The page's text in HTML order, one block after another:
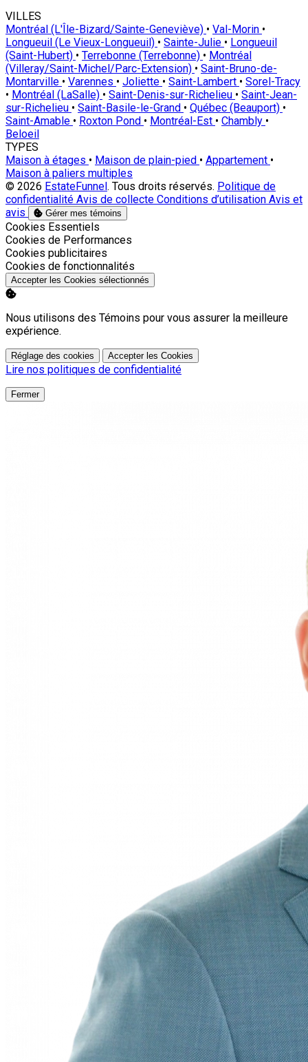
VILLES
Montréal (L'Île-Bizard/Sainte-Geneviève) • Val-Morin •
Longueuil (Le Vieux-Longueuil) • Sainte-Julie • Longueuil
(Saint-Hubert) • Terrebonne (Terrebonne) • Montréal
(Villeray/Saint-Michel/Parc-Extension) • Saint-Bruno-de-
Montarville • Varennes • Joliette • Saint-Lambert • Sorel-Tracy
• Montréal (LaSalle) • Saint-Denis-sur-Richelieu • Saint-Jean-
sur-Richelieu • Saint-Basile-le-Grand • Québec (Beauport) •
Saint-Amable • Roxton Pond • Montréal-Est • Chambly •
Beloeil
TYPES
Maison à étages • Maison de plain-pied • Appartement •
Maison à paliers multiples
© 2026 EstateFunnel. Tous droits réservés. Politique de
confidentialité Avis de collecte Conditions d’utilisation Avis et
avis
Gérer mes témoins
Activer
Cookies Essentiels
Activer
Cookies de Performances
Activer
Cookies publicitaires
Activer
Cookies de fonctionnalités
Accepter les Cookies sélectionnés
Nous utilisons des Témoins pour vous assurer la meilleure
expérience.
Réglage des cookies Accepter les Cookies
Lire nos politiques de confidentialité
Fermer